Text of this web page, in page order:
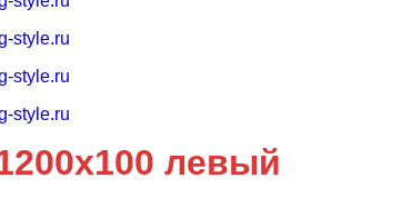
левый